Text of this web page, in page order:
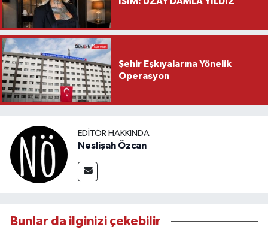
Şehir Eşkıyalarına Yönelik
Operasyon
EDITÖR HAKKINDA
Neslişah Özcan
Bunlar da ilginizi çekebilir